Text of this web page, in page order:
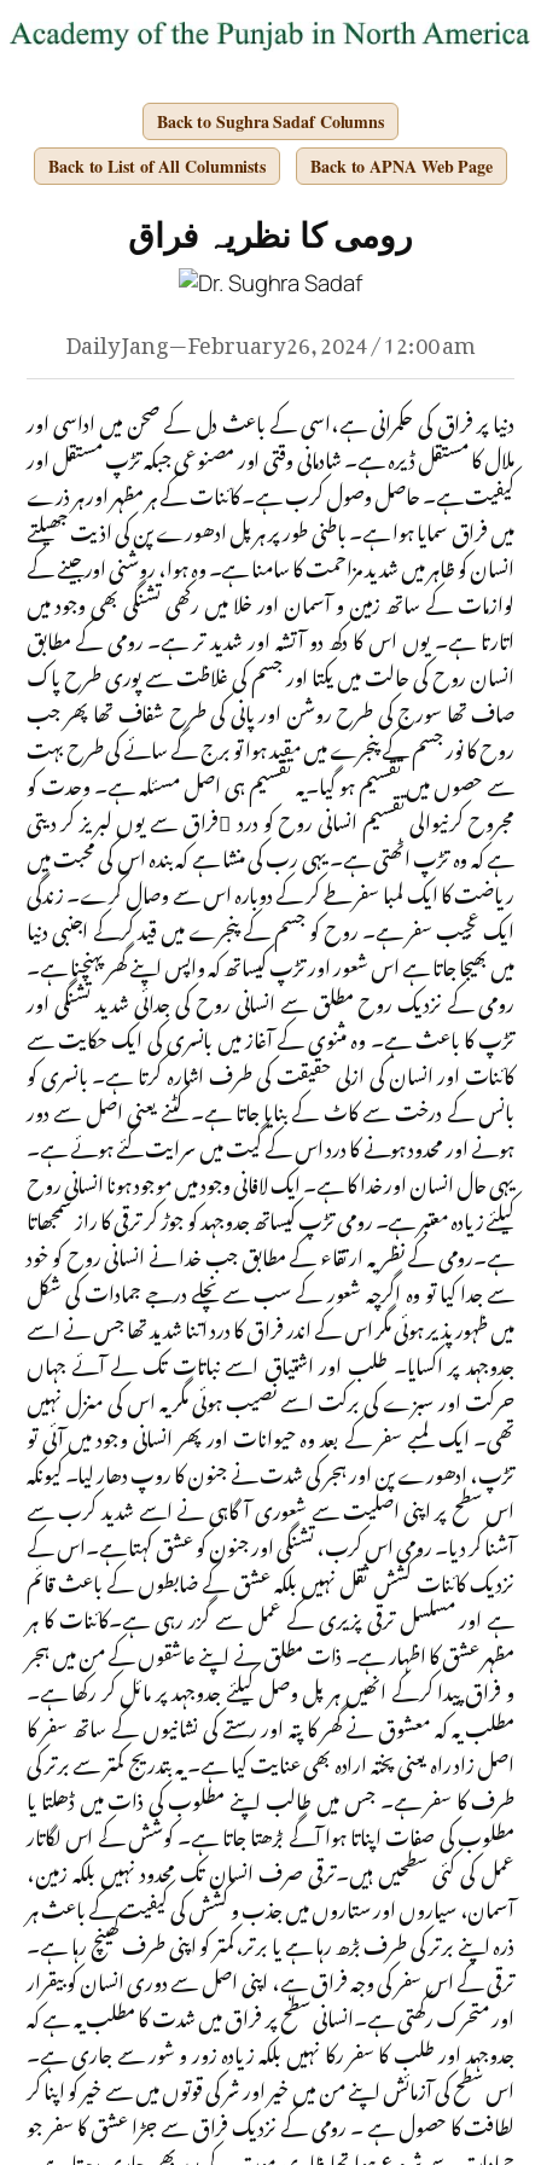
Back to Sughra Sadaf Columns
Back to List of All Columnists
Back to APNA Web Page
رومی کا نظریہ فراق
Daily Jang — February 26, 2024 / 12:00 am
دنیا پر فراق کی حکمرانی ہے،اسی کے باعث دل کے صحن میں اداسی اور
ملال کا مستقل ڈیرہ ہے۔ شادمانی وقتی اور مصنوعی جبکہ تڑپ مستقل اور
کیفیت ہے۔ حاصل وصول کرب ہے۔ کائنات کے ہر مظہر اور ہر ذرے
میں فراق سمایا ہوا ہے۔ باطنی طور پر ہر پل ادھورے پن کی اذیت جھیلتے
انسان کو ظاہر میں شدید مزاحمت کا سامنا ہے۔ وہ ہوا، روشنی اور جینے کے
لوازمات کے ساتھ زمین و آسمان اور خلا میں رکھی تشنگی بھی وجود میں
اتارتا ہے۔ یوں اس کا دکھ دو آتشہ اور شدید تر ہے۔ رومی کے مطابق
انسان روح کی حالت میں یکتا اور جسم کی غلاظت سے پوری طرح پاک
صاف تھا سورج کی طرح روشن اور پانی کی طرح شفاف تھا پھر جب
روح کا نور جسم کے پنجرے میں مقید ہوا تو برج کے سائے کی طرح بہت
سے حصوں میں تقسیم ہو گیا۔یہ تقسیم ہی اصل مسئلہ ہے۔ وحدت کو
مجروح کرنیوالی تقسیم انسانی روح کو درد ِفراق سے یوں لبریز کر دیتی
ہے کہ وہ تڑپ اٹھتی ہے۔ یہی رب کی منشا ہے کہ بندہ اس کی محبت میں
ریاضت کا ایک لمبا سفر طے کر کے دوبارہ اس سے وصال کرے۔ زندگی
ایک عجیب سفر ہے۔ روح کو جسم کے پنجرے میں قید کرکے اجنبی دنیا
میں بھیجا جاتا ہے اس شعور اور تڑپ کیساتھ کہ واپس اپنے گھر پہنچنا ہے۔
رومی کے نزدیک روح مطلق سے انسانی روح کی جدائی شدید تشنگی اور
تڑپ کا باعث ہے۔ وہ مثنوی کے آغاز میں بانسری کی ایک حکایت سے
کائنات اور انسان کی ازلی حقیقت کی طرف اشارہ کرتا ہے۔ بانسری کو
بانس کے درخت سے کاٹ کے بنایا جاتا ہے۔ کٹنے یعنی اصل سے دور
ہونے اور محدود ہونے کا درد اس کے گیت میں سرایت کئے ہوئے ہے۔
یہی حال انسان اور خدا کا ہے۔ ایک لافانی وجود میں موجود ہونا انسانی روح
کیلئے زیادہ معتبر ہے۔ رومی تڑپ کیساتھ جدوجہد کو جوڑ کر ترقی کا راز سمجھاتا
ہے۔رومی کے نظریہ ارتقاء کے مطابق جب خدا نے انسانی روح کو خود
سے جدا کیا تو وہ اگرچہ شعور کے سب سے نچلے درجے جمادات کی شکل
میں ظہور پذیر ہوئی مگر اس کے اندر فراق کا درد اتنا شدید تھا جس نے اسے
جدوجہد پر اکسایا۔ طلب اور اشتیاق اسے نباتات تک لے آئے جہاں
حرکت اور سبزے کی برکت اسے نصیب ہوئی مگر یہ اس کی منزل نہیں
تھی۔ ایک لمبے سفر کے بعد وہ حیوانات اور پھر انسانی وجود میں آئی تو
تڑپ، ادھورے پن اور ہجر کی شدت نے جنون کا روپ دھار لیا۔ کیونکہ
اس سطح پر اپنی اصلیت سے شعوری آگاہی نے اسے شدید کرب سے
آشنا کر دیا۔ رومی اس کرب، تشنگی اور جنون کو عشق کہتا ہے۔اس کے
نزدیک کائنات کشش ثقل نہیں بلکہ عشق کے ضابطوں کے باعث قائم
ہے اور مسلسل ترقی پزیری کے عمل سے گزر رہی ہے۔کائنات کا ہر
مظہر عشق کا اظہار ہے۔ ذات مطلق نے اپنے عاشقوں کے من میں ہجر
و فراق پیدا کرکے انھیں ہر پل وصل کیلئے جدوجہد پر مائل کر رکھا ہے۔
مطلب یہ کہ معشوق نے گھر کا پتہ اور رستے کی نشانیوں کے ساتھ سفر کا
اصل زاد راہ یعنی پختہ ارادہ بھی عنایت کیا ہے۔ یہ بتدریج کمتر سے برتر کی
طرف کا سفر ہے۔ جس میں طالب اپنے مطلوب کی ذات میں ڈھلتا یا
مطلوب کی صفات اپناتا ہوا آگے بڑھتا جاتا ہے۔ کوشش کے اس لگاتار
عمل کی کئی سطحیں ہیں۔ترقی صرف انسان تک محدود نہیں بلکہ زمین،
آسمان، سیاروں اور ستاروں میں جذب و کشش کی کیفیت کے باعث ہر
ذرہ اپنے برتر کی طرف بڑھ رہا ہے یا برتر،کمتر کو اپنی طرف کھینچ رہا ہے۔
ترقی کے اس سفر کی وجہ فراق ہے، اپنی اصل سے دوری انسان کو بیقرار
اور متحرک رکھتی ہے۔انسانی سطح پر فراق میں شدت کا مطلب یہ ہے کہ
جدوجہد اور طلب کا سفر رکا نہیں بلکہ زیادہ زور و شور سے جاری ہے۔
اس سطح کی آزمائش اپنے من میں خیر اور شر کی قوتوں میں سے خیر کو اپنا کر
لطافت کا حصول ہے ۔ رومی کے نزدیک فراق سے جڑا عشق کا سفر جو